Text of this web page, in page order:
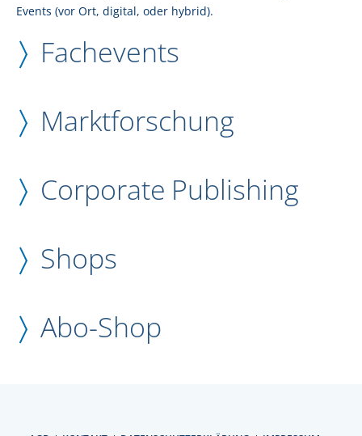
Events (vor Ort, digital, oder hybrid).
Fachevents
Marktforschung
Corporate Publishing
Shops
Abo-Shop